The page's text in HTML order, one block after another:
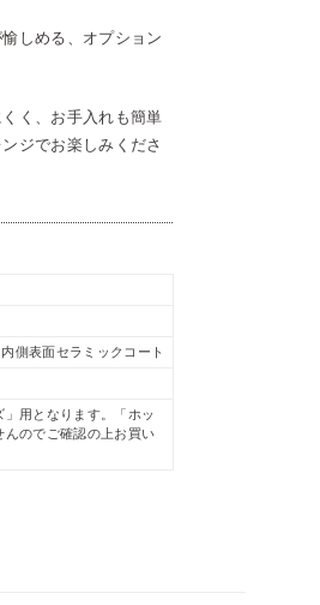
しめる、オプション
く、お手入れも簡単
ジでお楽しみくださ
側表面セラミックコート
用となります。「ホッ
んのでご確認の上お買い